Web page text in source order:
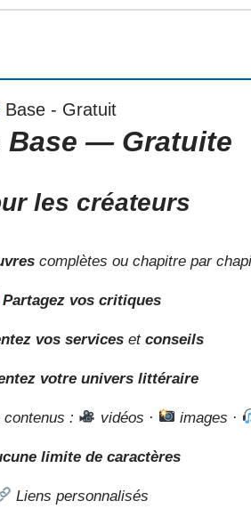
Base- Gratuit
Base — Gratuite
les créateurs
complètes ou chapitre par
Partagez vos critiques
vos serviceset conseils
votre univers littéraire
: vidéos · images ·
limite de caractères
Liens personnalisés